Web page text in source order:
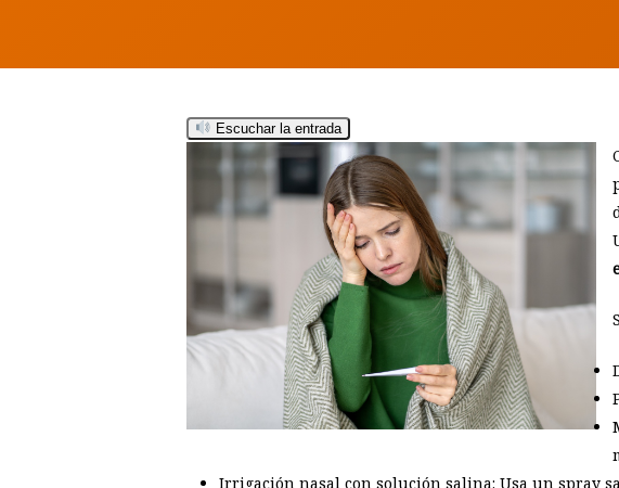
Hit enter to search or ESC to close
Escuchar la entrada
Irrigación nasal con solución salina: Usa un spray